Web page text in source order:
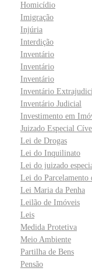
Homicídio
Imigração
Injúria
Interdição
Inventário
Inventário
Inventário
Inventário
Inventário Judicial
Investimento em
Juizado Especial Cível
Lei de Drogas
Lei do Inquilinato
Lei do juizado
Lei do Parcelamento
Lei Maria da Penha
Leilão de Imóveis
Leis
Medida Protetiva
Meio Ambiente
Partilha de Bens
Pensão